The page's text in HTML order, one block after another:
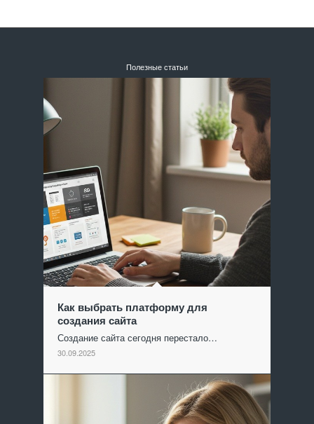
Полезные статьи
Как выбрать платформу для
создания сайта
Создание сайта сегодня перестало…
30.09.2025